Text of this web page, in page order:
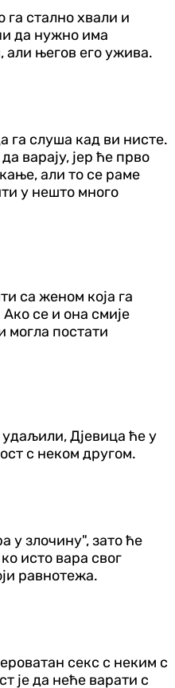
стално хвали и
да нужно има
али његов его ужива.
га слуша кад ви нисте.
варају, јер ће прво
али то се раме
у нешто много
са женом која га
се и она смије
могла постати
удаљили, Д‌јевица ће у
с неком другом.
у злочину", зато ће
исто вара свог
равнотежа.
секс с неким с
је да неће варати с